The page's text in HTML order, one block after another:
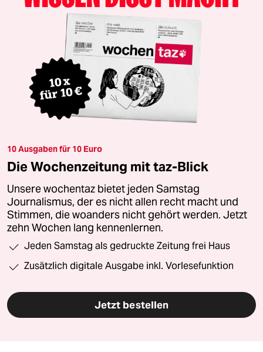
10 Ausgaben für 10 Euro
Die Wochenzeitung mit taz-Blick
Unsere wochentaz bietet jeden Samstag
Journalismus, der es nicht allen recht macht und
Stimmen, die woanders nicht gehört werden. Jetzt
zehn Wochen lang kennenlernen.
Jeden Samstag als gedruckte Zeitung frei Haus
Zusätzlich digitale Ausgabe inkl. Vorlesefunktion
Jetzt bestellen